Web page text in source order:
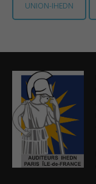
UNION-IHEDN